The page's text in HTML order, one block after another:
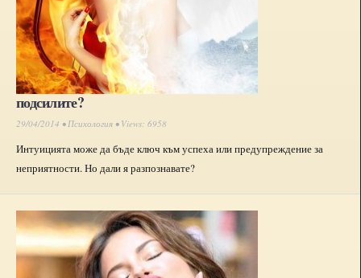
подсилите?
29/04/2014 •Психология • Views: 6958
Интуицията може да бъде ключ към успеха или предупреждение за
неприятности. Но дали я разпознавате?